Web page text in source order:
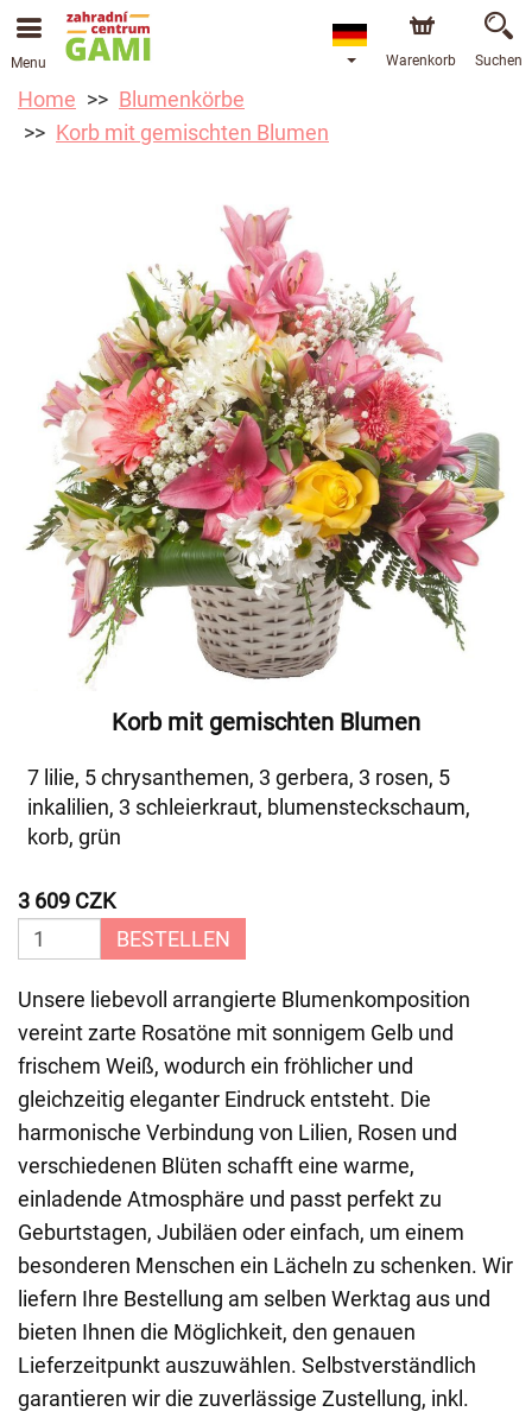
Menu Warenkorb Suchen
Home
Blumenkörbe
Korb mit gemischten Blumen
Korb mit gemischten Blumen
7 lilie, 5 chrysanthemen, 3 gerbera, 3 rosen, 5
inkalilien, 3 schleierkraut, blumensteckschaum,
korb, grün
3 609 CZK
BESTELLEN
Unsere liebevoll arrangierte Blumenkomposition
vereint zarte Rosatöne mit sonnigem Gelb und
frischem Weiß, wodurch ein fröhlicher und
gleichzeitig eleganter Eindruck entsteht. Die
harmonische Verbindung von Lilien, Rosen und
verschiedenen Blüten schafft eine warme,
einladende Atmosphäre und passt perfekt zu
Geburtstagen, Jubiläen oder einfach, um einem
besonderen Menschen ein Lächeln zu schenken. Wir
liefern Ihre Bestellung am selben Werktag aus und
bieten Ihnen die Möglichkeit, den genauen
Lieferzeitpunkt auszuwählen. Selbstverständlich
garantieren wir die zuverlässige Zustellung, inkl.